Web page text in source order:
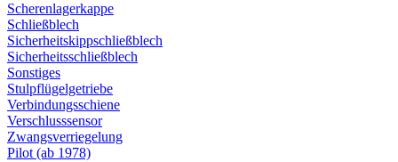
Scherenlagerkappe
Schließblech
Sicherheitskippschließblech
Sicherheitsschließblech
Sonstiges
Stulpflügelgetriebe
Verbindungsschiene
Verschlusssensor
Zwangsverriegelung
Pilot (ab 1978)